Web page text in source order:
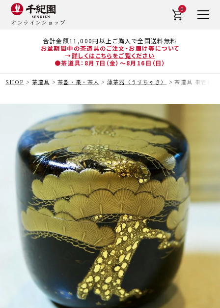
合計金額11,000円以上ご購入で全国送料無料
お盆期間中の茶道具のご注文・お届け等について
→詳しくはこちらをご覧ください
●茶道具：8月7日（金）～8月16日（日）
オンラインショップ
0
SHOP 茶道具 茶器・棗・茶入 薄茶器（うすちゃき） 茶道具 棗老松